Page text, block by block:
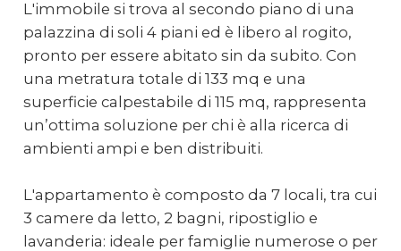
L'immobile si trova al secondo piano di una
palazzina di soli 4 piani ed è libero al rogito,
pronto per essere abitato sin da subito. Con
una metratura totale di 133 mq e una
superficie calpestabile di 115 mq, rappresenta
un’ottima soluzione per chi è alla ricerca di
ambienti ampi e ben distribuiti.
L'appartamento è composto da 7 locali, tra cui
3 camere da letto, 2 bagni, ripostiglio e
lavanderia: ideale per famiglie numerose o per